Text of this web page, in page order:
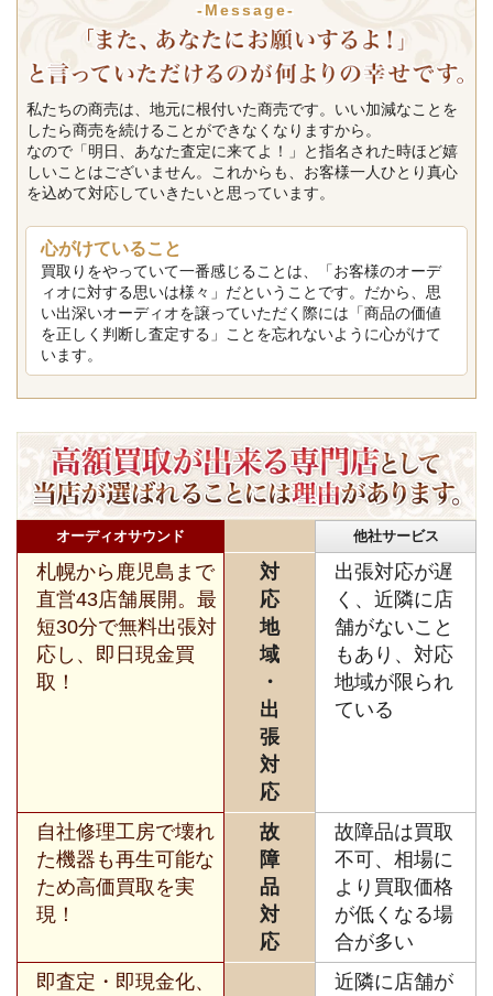
-Message-
私たちの商売は、地元に根付いた商売です。いい加減なことを
したら商売を続けることができなくなりますから。
なので「明日、あなた査定に来てよ！」と指名された時ほど嬉
しいことはございません。これからも、お客様一人ひとり真心
を込めて対応していきたいと思っています。
心がけていること
買取りをやっていて一番感じることは、「お客様のオーデ
ィオに対する思いは様々」だということです。だから、思
い出深いオーディオを譲っていただく際には「商品の価値
を正しく判断し査定する」ことを忘れないように心がけて
います。
オーディオサウンド 他社サービス
札幌から鹿児島まで
直営43店舗展開。最
短30分で無料出張対
応し、即日現金買
取！
対
応
地
域
・
出
張
対
応
出張対応が遅
く、近隣に店
舗がないこと
もあり、対応
地域が限られ
ている
自社修理工房で壊れ
た機器も再生可能な
ため高価買取を実
現！
故
障
品
対
応
故障品は買取
不可、相場に
より買取価格
が低くなる場
合が多い
即査定・即現金化、
近隣に店舗が